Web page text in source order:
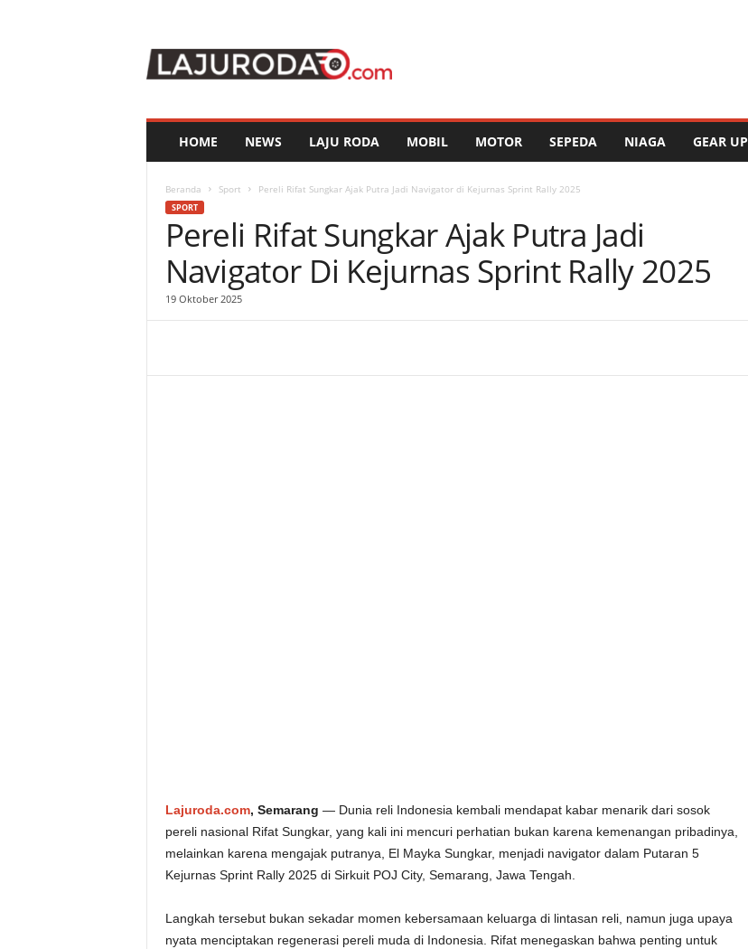
u
HOME NEWS LAJU RODA MOBIL MOTOR SEPEDA NIAGA GEAR UP
Beranda Sport Pereli Rifat Sungkar Ajak Putra Jadi Navigator di Kejurnas Sprint Rally 2025
SPORT
Pereli Rifat Sungkar Ajak Putra Jadi
Navigator Di Kejurnas Sprint Rally 2025
19 Oktober 2025
Lajuroda.com, Semarang — Dunia reli Indonesia kembali mendapat kabar menarik dari sosok
pereli nasional Rifat Sungkar, yang kali ini mencuri perhatian bukan karena kemenangan pribadinya,
melainkan karena mengajak putranya, El Mayka Sungkar, menjadi navigator dalam Putaran 5
Kejurnas Sprint Rally 2025 di Sirkuit POJ City, Semarang, Jawa Tengah.
Langkah tersebut bukan sekadar momen kebersamaan keluarga di lintasan reli, namun juga upaya
nyata menciptakan regenerasi pereli muda di Indonesia. Rifat menegaskan bahwa penting untuk